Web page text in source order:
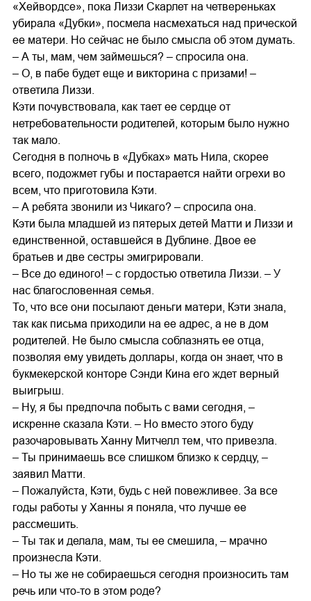
«Хейвордсе», пока Лиззи Скарлет на четвереньках
убирала «Дубки», посмела насмехаться над прической
ее матери. Но сейчас не было смысла об этом думать.
– А ты, мам, чем займешься? – спросила она.
– О, в пабе будет еще и викторина с призами! –
ответила Лиззи.
Кэти почувствовала, как тает ее сердце от
нетребовательности родителей, которым было нужно
так мало.
Сегодня в полночь в «Дубках» мать Нила, скорее
всего, подожмет губы и постарается найти огрехи во
всем, что приготовила Кэти.
– А ребята звонили из Чикаго? – спросила она.
Кэти была младшей из пятерых детей Матти и Лиззи и
единственной, оставшейся в Дублине. Двое ее
братьев и две сестры эмигрировали.
– Все до единого! – с гордостью ответила Лиззи. – У
нас благословенная семья.
То, что все они посылают деньги матери, Кэти знала,
так как письма приходили на ее адрес, а не в дом
родителей. Не было смысла соблазнять ее отца,
позволяя ему увидеть доллары, когда он знает, что в
букмекерской конторе Сэнди Кина его ждет верный
выигрыш.
– Ну, я бы предпочла побыть с вами сегодня, –
искренне сказала Кэти. – Но вместо этого буду
разочаровывать Ханну Митчелл тем, что привезла.
– Ты принимаешь все слишком близко к сердцу, –
заявил Матти.
– Пожалуйста, Кэти, будь с ней повежливее. За все
годы работы у Ханны я поняла, что лучше ее
рассмешить.
– Ты так и делала, мам, ты ее смешила, – мрачно
произнесла Кэти.
– Но ты же не собираешься сегодня произносить там
речь или что-то в этом роде?